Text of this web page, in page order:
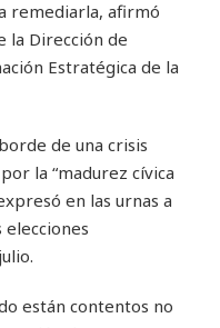
remediarla, afirmó
la Dirección de
Estratégica de la
de una crisis
la “madurez cívica
en las urnas a
están contentos no